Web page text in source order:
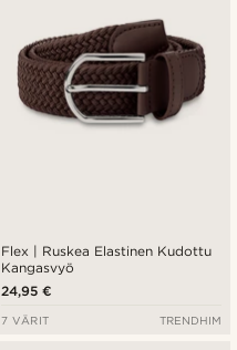
Flex | Ruskea Elastinen Kudottu
Kangasvyö
24,95 €
7 VÄRIT TRENDHIM